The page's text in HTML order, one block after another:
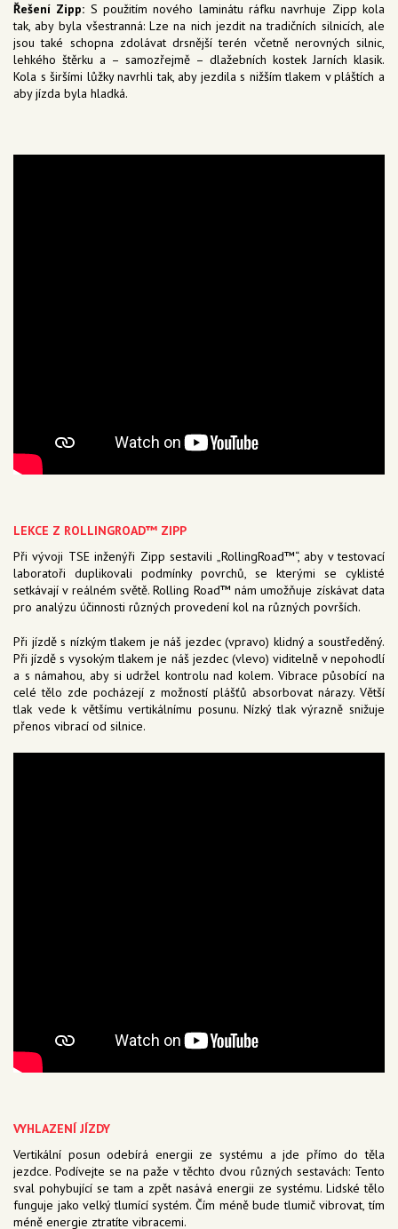
Řešení Zipp: S použitím nového laminátu ráfku navrhuje Zipp kola
tak, aby byla všestranná: Lze na nich jezdit na tradičních silnicích, ale
jsou také schopna zdolávat drsnější terén včetně nerovných silnic,
lehkého štěrku a – samozřejmě – dlažebních kostek Jarních klasik.
Kola s širšími lůžky navrhli tak, aby jezdila s nižším tlakem v pláštích a
aby jízda byla hladká.
LEKCE Z ROLLINGROAD™ ZIPP
Při vývoji TSE inženýři Zipp sestavili „RollingRoad™“, aby v testovací
laboratoři duplikovali podmínky povrchů, se kterými se cyklisté
setkávají v reálném světě. Rolling Road™ nám umožňuje získávat data
pro analýzu účinnosti různých provedení kol na různých površích.
Při jízdě s nízkým tlakem je náš jezdec (vpravo) klidný a soustředěný.
Při jízdě s vysokým tlakem je náš jezdec (vlevo) viditelně v nepohodlí
a s námahou, aby si udržel kontrolu nad kolem. Vibrace působící na
celé tělo zde pocházejí z možností plášťů absorbovat nárazy. Větší
tlak vede k většímu vertikálnímu posunu. Nízký tlak výrazně snižuje
přenos vibrací od silnice.
VYHLAZENÍ JÍZDY
Vertikální posun odebírá energii ze systému a jde přímo do těla
jezdce. Podívejte se na paže v těchto dvou různých sestavách: Tento
sval pohybující se tam a zpět nasává energii ze systému. Lidské tělo
funguje jako velký tlumící systém. Čím méně bude tlumič vibrovat, tím
méně energie ztratíte vibracemi.